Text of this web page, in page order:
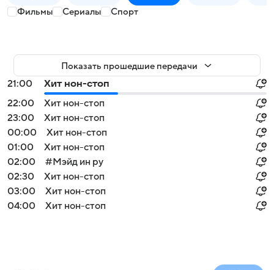
Фильмы Сериалы Спорт
Показать прошедшие передачи
21:00
Хит нон-стоп
22:00
Хит нон-стоп
23:00
Хит нон-стоп
00:00
Хит нон-стоп
01:00
Хит нон-стоп
02:00
#Мэйд ин ру
02:30
Хит нон-стоп
03:00
Хит нон-стоп
04:00
Хит нон-стоп